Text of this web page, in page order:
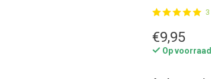
€9,95
Op voorraad